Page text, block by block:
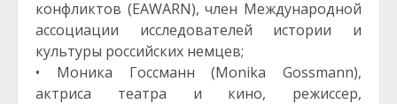
конфликтов (EAWARN), член Международной
ассоциации исследователей истории и
культуры российских немцев;
• Моника Госсманн (Monika Gossmann),
актриса театра и кино, режиссер,